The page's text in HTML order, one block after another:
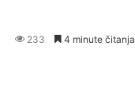
233 4 minute čitanja